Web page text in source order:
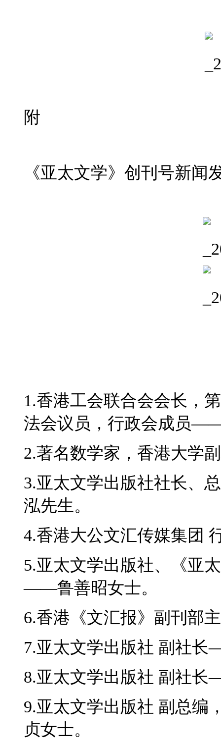
附
《亚太文学》创刊号新闻
1.香港工会联合会会长，
法会议员，行政会成员——
2.著名数学家，香港大学
3.亚太文学出版社社长、
泓先生。
4.香港大公文汇传媒集团
5.亚太文学出版社、《亚
——鲁善昭女士。
6.香港《文汇报》副刊部
7.亚太文学出版社 副社
8.亚太文学出版社 副社
9.亚太文学出版社 副总
贞女士。